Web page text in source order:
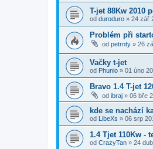
T-jet 88Kw 2010
od duroduro » 24 zář
Problém při
od petrnty » 26
Vačky t-jet
od Phunio » 01 úno
Bravo 1.4 T-jet
od ibraj » 06 bře
kde se nachází
od LibeXs » 06 srp
1.4 Tjet 110Kw -
od CrazyTan » 24